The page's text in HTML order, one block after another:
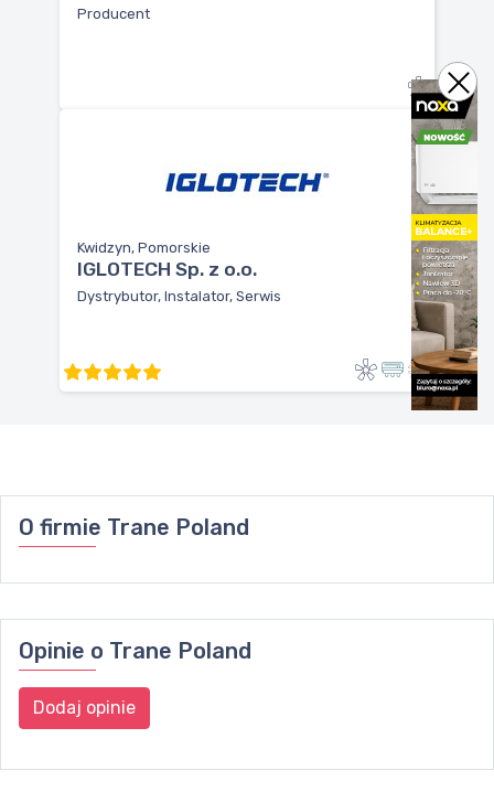
Producent
Kwidzyn, Pomorskie
IGLOTECH Sp. z o.o.
Dystrybutor, Instalator, Serwis
O firmie Trane Poland
Opinie o Trane Poland
Dodaj opinie